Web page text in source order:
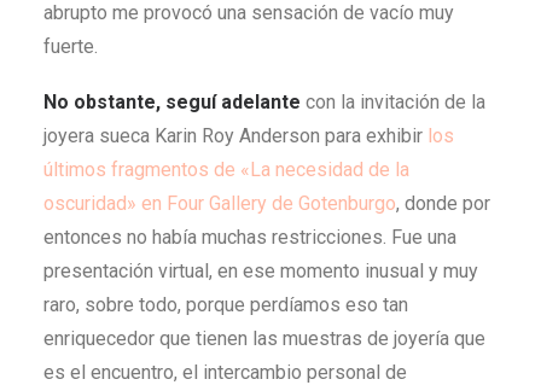
abrupto me provocó una sensación de vacío muy
fuerte.
No obstante, seguí adelante con la invitación de la
joyera sueca Karin Roy Anderson para exhibir los
últimos fragmentos de «La necesidad de la
oscuridad» en Four Gallery de Gotenburgo, donde por
entonces no había muchas restricciones. Fue una
presentación virtual, en ese momento inusual y muy
raro, sobre todo, porque perdíamos eso tan
enriquecedor que tienen las muestras de joyería que
es el encuentro, el intercambio personal de